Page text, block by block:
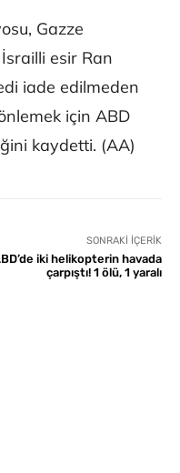
Gazze
esir Ran
iade edilmeden
için ABD
kaydetti. (AA)
SONRAKI İÇERIK
iki helikopterin havada
çarpıştı! 1 ölü, 1 yaralı